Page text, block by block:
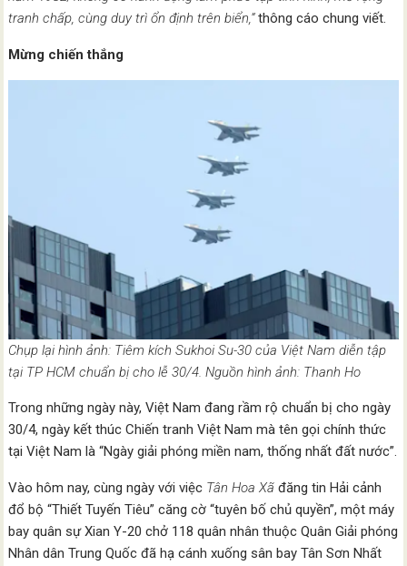
tranh chấp, cùng duy trì ổn định trên biển,”thông cáo chung viết.
Mừng chiến thắng
Chụp lại hình ảnh: Tiêm kích Sukhoi Su-30 của Việt Nam diễn tập
tại TP HCM chuẩn bị cho lễ 30/4. Nguồn hình ảnh: Thanh Ho
Trong những ngày này, Việt Nam đang rầm rộ chuẩn bị cho ngày
30/4, ngày kết thúc Chiến tranh Việt Nam mà tên gọi chính thức
tại Việt Nam là “Ngày giải phóng miền nam, thống nhất đất nước”.
Vào hôm nay, cùng ngày với việc Tân Hoa Xã đăng tin Hải cảnh
đổ bộ “Thiết Tuyến Tiêu” căng cờ “tuyên bố chủ quyền”, một máy
bay quân sự Xian Y-20 chở 118 quân nhân thuộc Quân Giải phóng
Nhân dân Trung Quốc đã hạ cánh xuống sân bay Tân Sơn Nhất